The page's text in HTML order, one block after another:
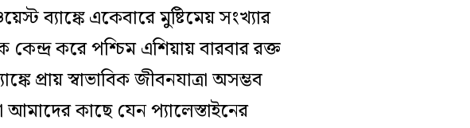
ব্যাঙ্কে একেবারে মুষ্টিমেয় সংখ্যার
করে পশ্চিম এশিয়ায় বারবার রক্ত
প্রায় স্বাভাবিক জীবনযাত্রা অসম্ভব
কাছে যেন প্যালেস্তাইনের